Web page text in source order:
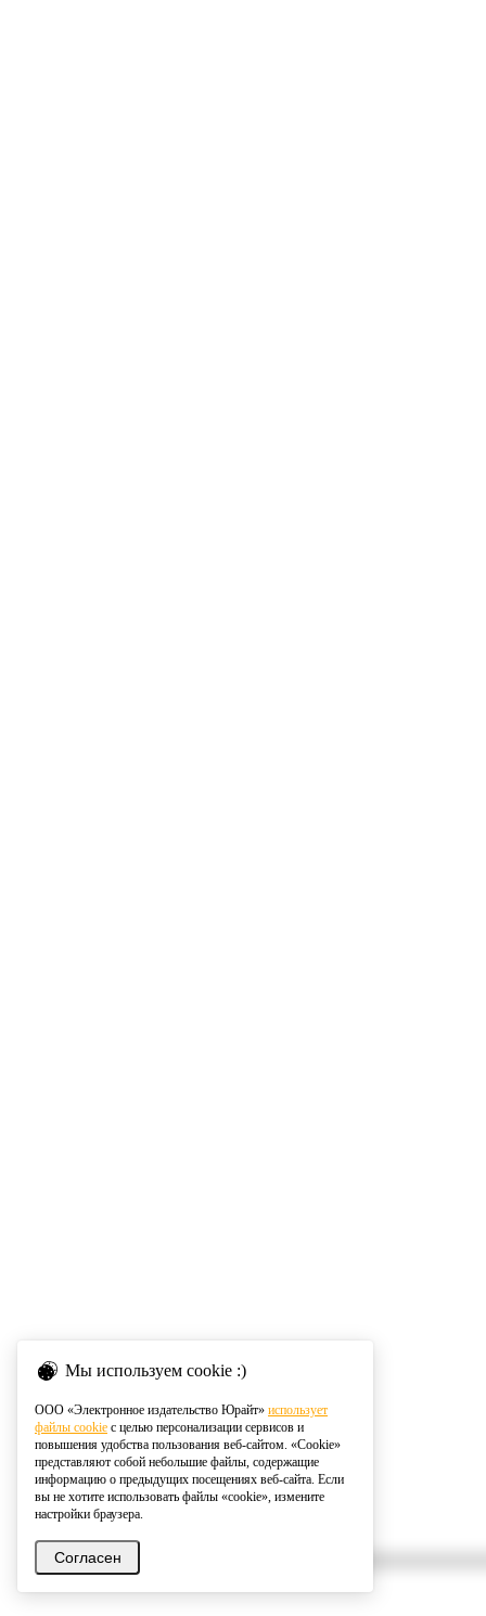
Мы используем cookie :)
ООО «Электронное издательство Юрайт» использует
файлы cookie с целью персонализации сервисов и
повышения удобства пользования веб-сайтом. «Cookie»
представляют собой небольшие файлы, содержащие
информацию о предыдущих посещениях веб-сайта. Если
вы не хотите использовать файлы «cookie», измените
настройки браузера.
Согласен